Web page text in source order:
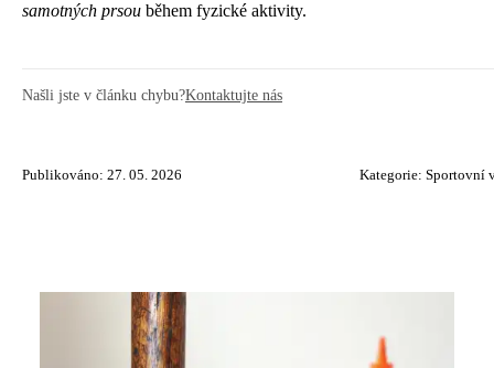
samotných prsou během fyzické aktivity.
Našli jste v článku chybu?Kontaktujte nás
Publikováno: 27. 05. 2026 Kategorie: Sportovní